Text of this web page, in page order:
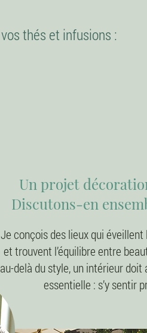
thés et infusions :
Un projet
Discutons-en
conçois des lieux qui
et trouvent l’équilibre entre
delà du style, un intérieur
essentielle : s’y sentir